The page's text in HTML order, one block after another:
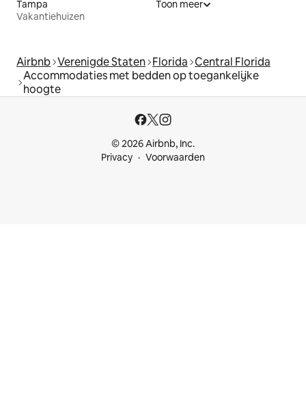
Tampa
Vakantiehuizen
Toon meer
Airbnb Verenigde Staten Florida Central Florida
Accommodaties met bedden op toegankelijke
hoogte
© 2026 Airbnb, Inc.
Privacy
Voorwaarden